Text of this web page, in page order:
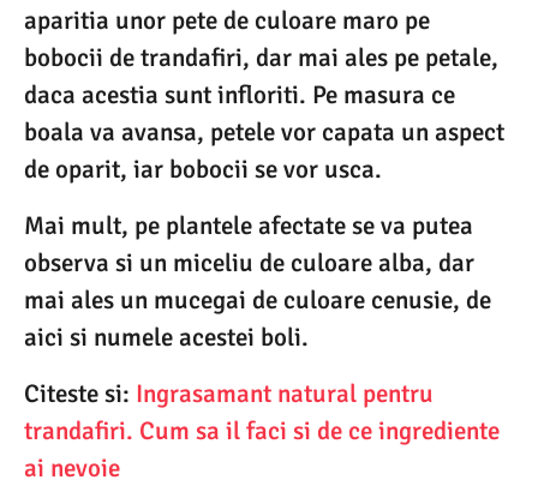
aparitia unor pete de culoare maro pe
bobocii de trandafiri, dar mai ales pe petale,
daca acestia sunt infloriti. Pe masura ce
boala va avansa, petele vor capata un aspect
de oparit, iar bobocii se vor usca.
Mai mult, pe plantele afectate se va putea
observa si un miceliu de culoare alba, dar
mai ales un mucegai de culoare cenusie, de
aici si numele acestei boli.
Citeste si: Ingrasamant natural pentru
trandafiri. Cum sa il faci si de ce ingrediente
ai nevoie